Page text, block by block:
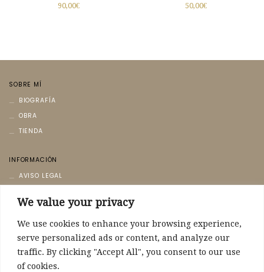
We value your privacy
We use cookies to enhance your browsing experience,
serve personalized ads or content, and analyze our
traffic. By clicking "Accept All", you consent to our use
of cookies.
90,00€ 50,00€
SOBRE MÍ
BIOGRAFÍA
OBRA
TIENDA
INFORMACIÓN
AVISO LEGAL
POLÍTICA DE COOKIES
CONTACTO
CONTACTO
POLÍTICA DE ENVÍO